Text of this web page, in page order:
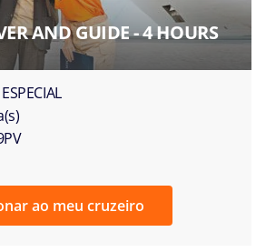
AND GUIDE - 4 HOURS
ao meu cruzeiro